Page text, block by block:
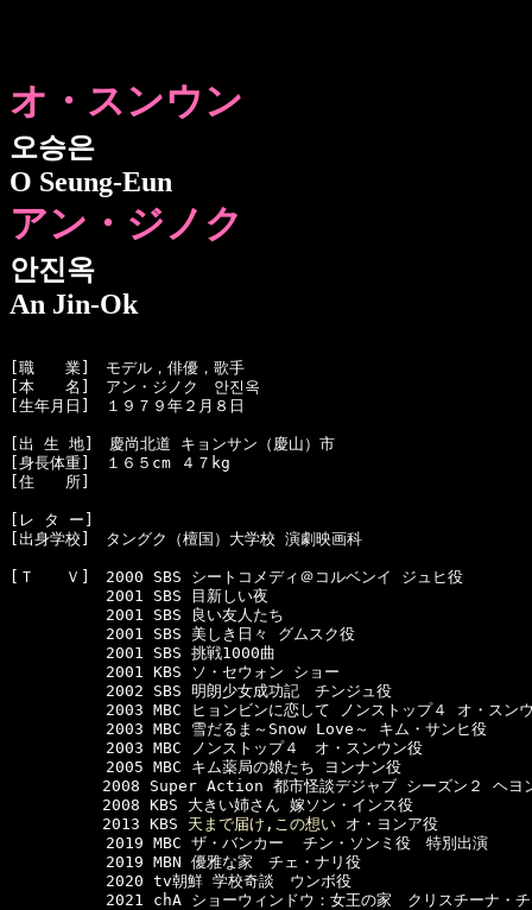
オ・スンウン
오승은
O Seung-Eun
アン・ジノク
안진옥
An Jin-Ok
[職　　業]　モデル，俳優，歌手
[本　　名]　アン・ジノク　안진옥
[生年月日]　１９７９年２月８日
[出 生 地]　慶尚北道 キョンサン（慶山）市
[身長体重]　１６５cm ４７kg
[住　　所]
[レ タ ー]
[出身学校]　タングク（檀国）大学校 演劇映画科
[Ｔ　　Ｖ]　2000 SBS シートコメディ＠コルベンイ ジュヒ役
  　　　　　2001 SBS 目新しい夜
  　　　　　2001 SBS 良い友人たち
  　　　　　2001 SBS 美しき日々 グムスク役
  　　　　　2001 SBS 挑戦1000曲
  　　　　　2001 KBS ソ・セウォン ショー
  　　　　　2002 SBS 明朗少女成功記　チンジュ役
　　　　　2003 MBC ヒョンビンに恋して ノンストップ４ オ・スン
  　　　　　2003 MBC 雪だるま～Snow Love～ キム・サンヒ役
  　　　　　2003 MBC ノンストップ４　オ・スンウン役
  　　　　　2005 MBC キム薬局の娘たち ヨンナン役
2008 Super Action 都市怪談デジャブ シーズン２ ヘヨ
2008 KBS 大きい姉さん 嫁ソン・インス役
2013 KBS 天まで届け,この想い オ・ヨンア役
  　　　　　2019 MBC ザ・バンカー  チン・ソンミ役　特別出演
  　　　　　2019 MBN 優雅な家　チェ・ナリ役
  　　　　　2020 tv朝鮮 学校奇談　ウンボ役
　　　　　2021 chA ショーウィンドウ：女王の家　クリスチーナ・